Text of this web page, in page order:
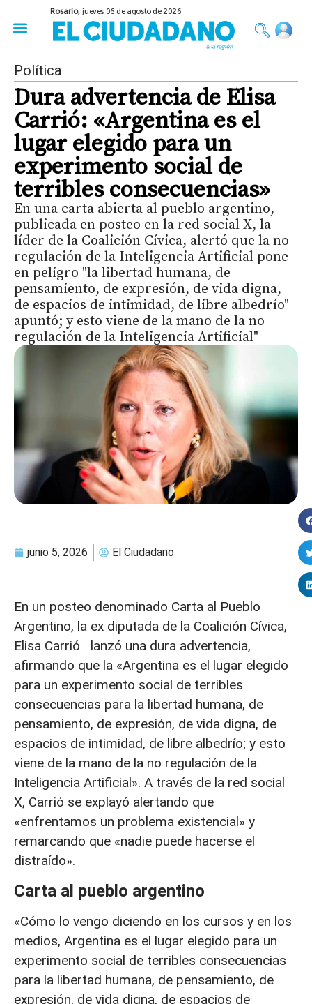
Rosario,jueves 06 de agosto de 2026
Política
Dura advertencia de Elisa
Carrió: «Argentina es el
lugar elegido para un
experimento social de
terribles consecuencias»
En una carta abierta al pueblo argentino,
publicada en posteo en la red social X, la
líder de la Coalición Cívica, alertó que la no
regulación de la Inteligencia Artificial pone
en peligro "la libertad humana, de
pensamiento, de expresión, de vida digna,
de espacios de intimidad, de libre albedrío"
apuntó; y esto viene de la mano de la no
regulación de la Inteligencia Artificial"
junio 5, 2026 El Ciudadano
En un posteo denominado Carta al Pueblo
Argentino, la ex diputada de la Coalición Cívica,
Elisa Carrió lanzó una dura advertencia,
afirmando que la «Argentina es el lugar elegido
para un experimento social de terribles
consecuencias para la libertad humana, de
pensamiento, de expresión, de vida digna, de
espacios de intimidad, de libre albedrío; y esto
viene de la mano de la no regulación de la
Inteligencia Artificial». A través de la red social
X, Carrió se explayó alertando que
«enfrentamos un problema existencial» y
remarcando que «nadie puede hacerse el
distraído».
Carta al pueblo argentino
«Cómo lo vengo diciendo en los cursos y en los
medios, Argentina es el lugar elegido para un
experimento social de terribles consecuencias
para la libertad humana, de pensamiento, de
expresión, de vida digna, de espacios de